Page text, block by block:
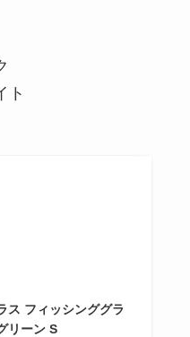
ト
ス フィッシンググラ
リーン S